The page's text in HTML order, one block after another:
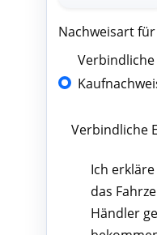
Nachweisart
Verbindliche
Ich
das
Händler